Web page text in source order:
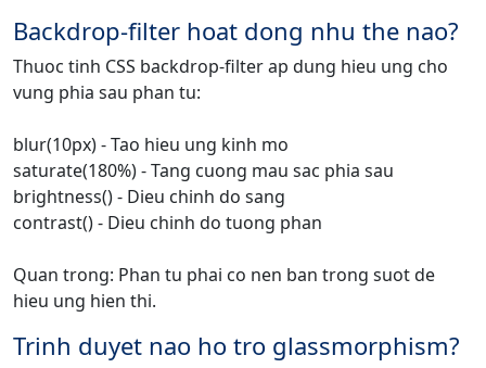
Backdrop-filter hoat dong nhu the nao?
Thuoc tinh CSS backdrop-filter ap dung hieu ung cho
vung phia sau phan tu:
blur(10px) - Tao hieu ung kinh mo
saturate(180%) - Tang cuong mau sac phia sau
brightness() - Dieu chinh do sang
contrast() - Dieu chinh do tuong phan
Quan trong: Phan tu phai co nen ban trong suot de
hieu ung hien thi.
Trinh duyet nao ho tro glassmorphism?